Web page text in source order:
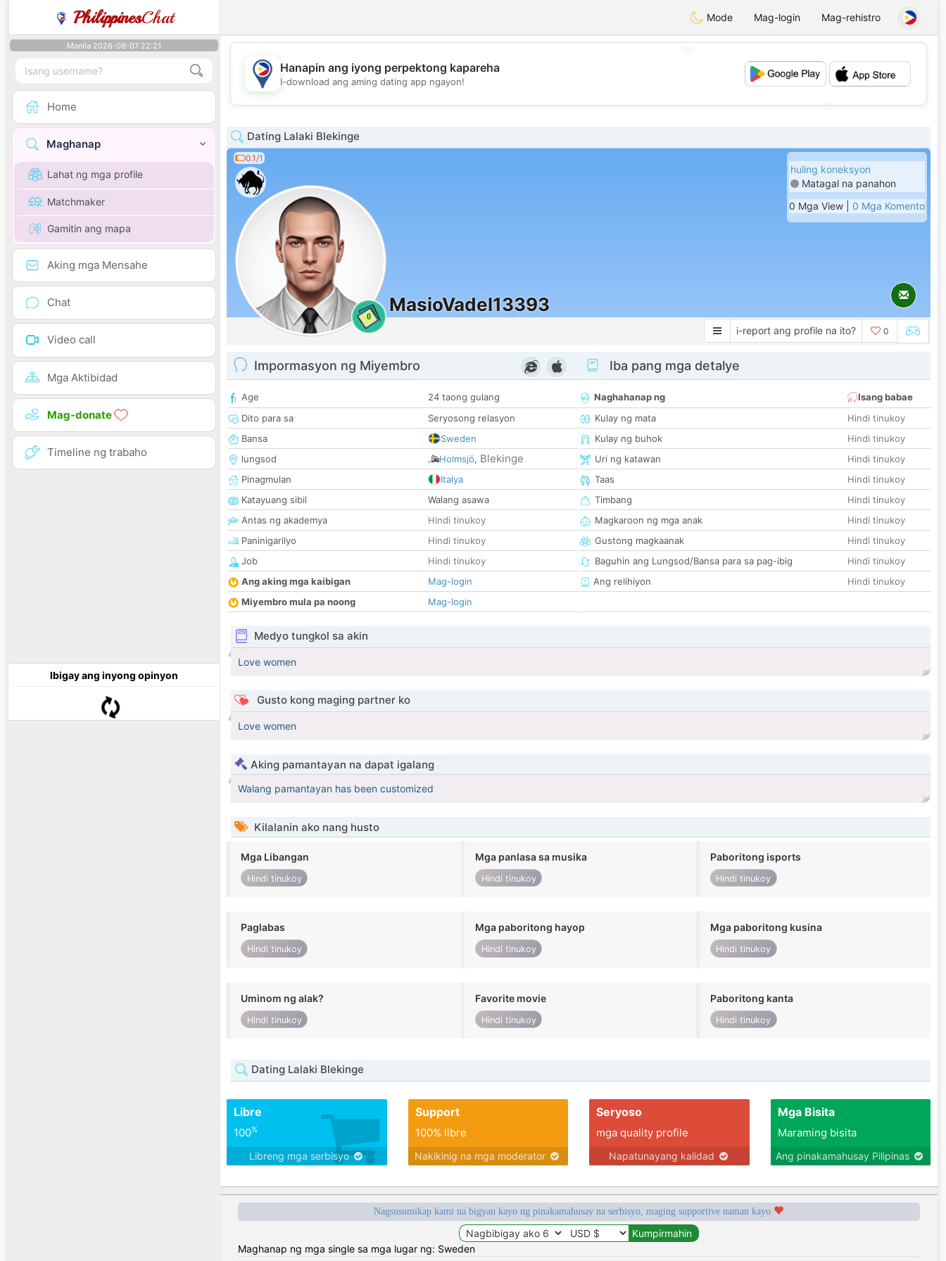
PhilippinesChat Mode Mag-login Mag-rehistro
Manila 2026-08-07 22:21
Home
Maghanap
Lahat ng mga profile
Matchmaker
Gamitin ang mapa
Aking mga Mensahe
Chat
Video call
Mga Aktibidad
Mag-donate
Timeline ng trabaho
Ibigay ang inyong opinyon
💖
💕
Hanapin ang iyong perpektong kapareha
I-download ang aming dating app ngayon!
Dating Lalaki Blekinge
0.1/1
0
MasioVadel13393
huling koneksyon
Matagal na panahon
0 Mga View | 0 Mga Komento
i-report ang profile na ito? 0
Impormasyon ng Miyembro
Age
24 taong gulang
Dito para sa
Seryosong relasyon
Bansa
Sweden
lungsod
Holmsjö, Blekinge
Pinagmulan
Italya
Katayuang sibil
Walang asawa
Antas ng akademya
Hindi tinukoy
Paninigarilyo
Hindi tinukoy
Job
Hindi tinukoy
Ang aking mga kaibigan
Mag-login
Miyembro mula pa noong
Mag-login
Iba pang mga detalye
Naghahanap ng
Isang babae
Kulay ng mata
Hindi tinukoy
Kulay ng buhok
Hindi tinukoy
Uri ng katawan
Hindi tinukoy
Taas
Hindi tinukoy
Timbang
Hindi tinukoy
Magkaroon ng mga anak
Hindi tinukoy
Gustong magkaanak
Hindi tinukoy
Baguhin ang Lungsod/Bansa para sa pag-ibig
Hindi tinukoy
Ang relihiyon
Hindi tinukoy
Medyo tungkol sa akin
Love women
Gusto kong maging partner ko
Love women
Aking pamantayan na dapat igalang
Walang pamantayan has been customized
Kilalanin ako nang husto
Mga Libangan
Hindi tinukoy
Mga panlasa sa musika
Hindi tinukoy
Paboritong isports
Hindi tinukoy
Paglabas
Hindi tinukoy
Mga paboritong hayop
Hindi tinukoy
Mga paboritong kusina
Hindi tinukoy
Uminom ng alak?
Hindi tinukoy
Favorite movie
Hindi tinukoy
Paboritong kanta
Hindi tinukoy
Dating Lalaki Blekinge
Libre
100%
Libreng mga serbisyo
Support
100% libre
Nakikinig na mga moderator
Seryoso
mga quality profile
Napatunayang kalidad
Mga Bisita
Maraming bisita
Ang pinakamahusay Pilipinas
Nagsusumikap kami na bigyan kayo ng pinakamahusay na serbisyo, maging supportive naman kayo
Maghanap ng mga single sa mga lugar ng: Sweden